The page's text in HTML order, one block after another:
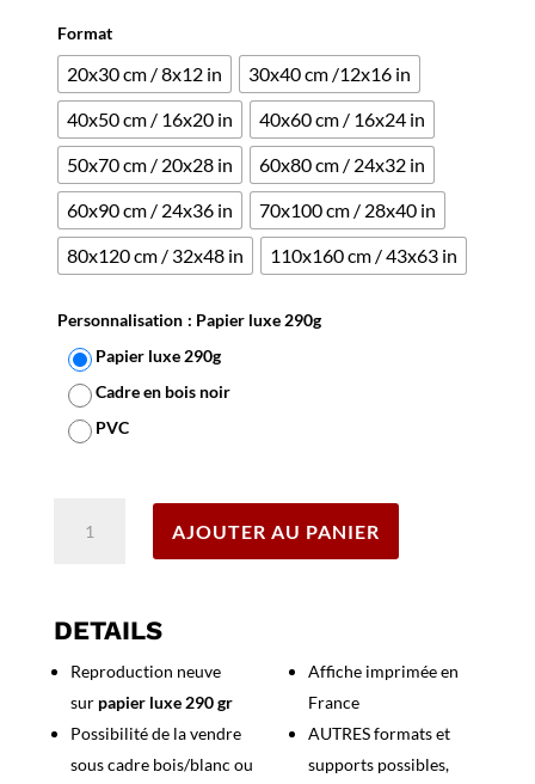
notation
client
Format
20x30 cm / 8x12 in
30x40 cm /12x16 in
40x50 cm / 16x20 in
40x60 cm / 16x24 in
50x70 cm / 20x28 in
60x80 cm / 24x32 in
60x90 cm / 24x36 in
70x100 cm / 28x40 in
80x120 cm / 32x48 in
110x160 cm / 43x63 in
Personnalisation : Papier luxe 290g
Papier luxe 290g
Cadre en bois noir
PVC
Le
AJOUTER AU PANIER
DETAILS
Reproduction neuve
sur papier luxe 290 gr
Possibilité de la vendre
sous cadre bois/blanc ou
Affiche imprimée en
France
AUTRES formats et
supports possibles,